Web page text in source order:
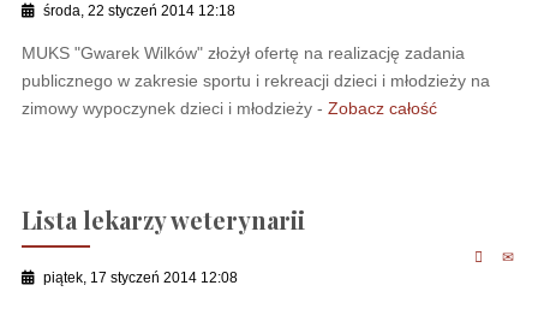
środa, 22 styczeń 2014 12:18
MUKS "Gwarek Wilków" złożył ofertę na realizację zadania
publicznego w zakresie sportu i rekreacji dzieci i młodzieży na
zimowy wypoczynek dzieci i młodzieży - Zobacz całość
Lista lekarzy weterynarii
piątek, 17 styczeń 2014 12:08